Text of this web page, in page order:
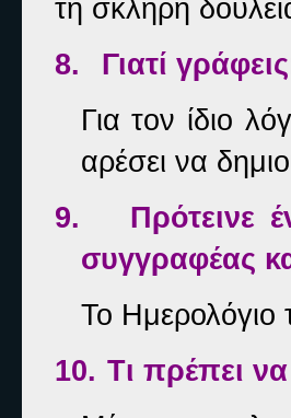
τη σκληρή
8.
Γιατί
Για τον ίδιο
αρέσει να
9.
Πρότεινε
συγγραφέας
Το
10. Τι πρέπει